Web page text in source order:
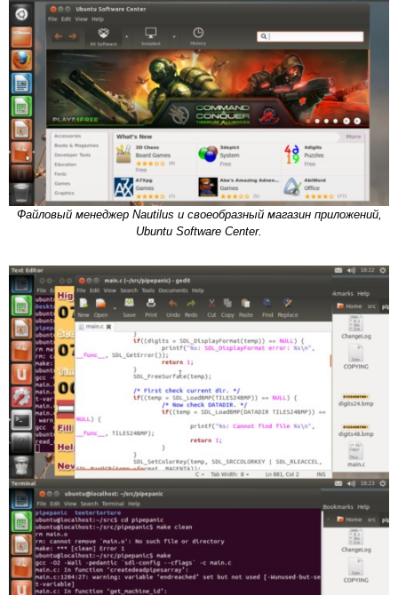
Файловый менеджер Nautilus и своеобразный магазин приложений,
Ubuntu Software Center.